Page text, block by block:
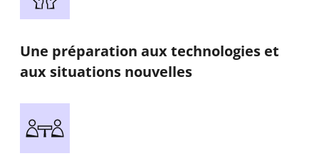
Une préparation aux technologies et
aux situations nouvelles